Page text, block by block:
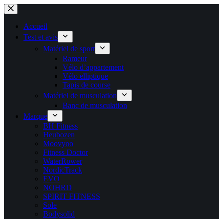
Passer
au
contenuAccueil
Test et avis
Matériel de sport
Rameur
Vélo d’appartement
Vélo elliptique
Tapis de course
Matériel de musculation
Banc de musculation
Marque
BH Fitness
Heubozen
Moovyoo
Fitness Doctor
WaterRower
NordicTrack
EVO
NOHRD
SPIRIT FITNESS
Sole
Bodysolid